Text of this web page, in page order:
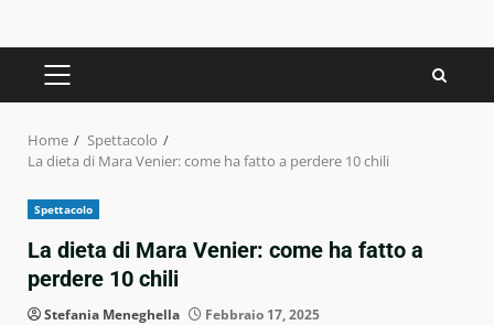
PRIMARY
Home
Spettacolo
La dieta di Mara Venier: come ha fatto a perdere 10 chili
Spettacolo
La dieta di Mara Venier: come ha fatto a
perdere 10 chili
Stefania Meneghella Febbraio 17, 2025